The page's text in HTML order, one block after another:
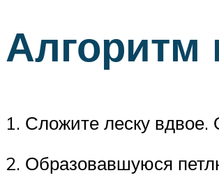
Алгоритм
1. Сложите леску вдвое.
2. Образовавшуюся